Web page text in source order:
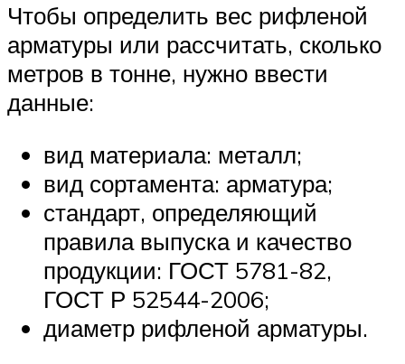
Чтобы определить вес рифленой
арматуры или рассчитать, сколько
метров в тонне, нужно ввести
данные:
вид материала: металл;
вид сортамента: арматура;
стандарт, определяющий
правила выпуска и качество
продукции: ГОСТ 5781-82,
ГОСТ Р 52544-2006;
диаметр рифленой арматуры.